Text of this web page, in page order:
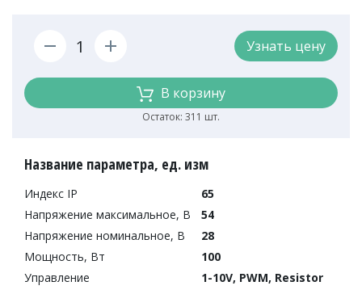
Узнать цену
В корзину
Остаток: 311 шт.
Название параметра, ед. изм
Индекс IP
65
Напряжение максимальное, В
54
Напряжение номинальное, В
28
Мощность, Вт
100
Управление
1-10V, PWM, Resistor